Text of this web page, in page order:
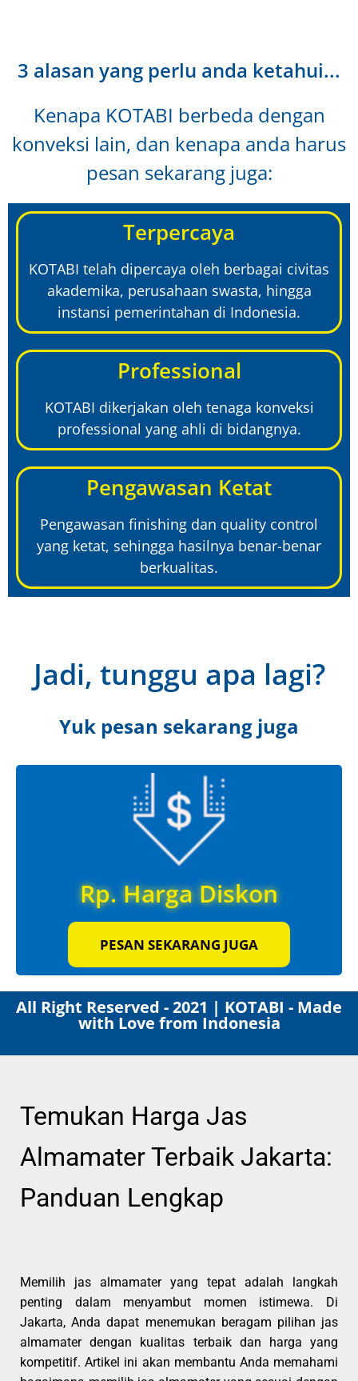
3 alasan yang perlu anda ketahui...
Kenapa KOTABI berbeda dengan
konveksi lain, dan kenapa anda harus
pesan sekarang juga:
Terpercaya
KOTABI telah dipercaya oleh berbagai civitas
akademika, perusahaan swasta, hingga
instansi pemerintahan di Indonesia.
Professional
KOTABI dikerjakan oleh tenaga konveksi
professional yang ahli di bidangnya.
Pengawasan Ketat
Pengawasan finishing dan quality control
yang ketat, sehingga hasilnya benar-benar
berkualitas.
Jadi, tunggu apa lagi?
Yuk pesan sekarang juga
Rp. Harga Diskon
PESAN SEKARANG JUGA
All Right Reserved - 2021 | KOTABI - Made
with Love from Indonesia
Temukan Harga Jas
Almamater Terbaik Jakarta:
Panduan Lengkap
Memilih jas almamater yang tepat adalah langkah
penting dalam menyambut momen istimewa. Di
Jakarta, Anda dapat menemukan beragam pilihan jas
almamater dengan kualitas terbaik dan harga yang
kompetitif. Artikel ini akan membantu Anda memahami